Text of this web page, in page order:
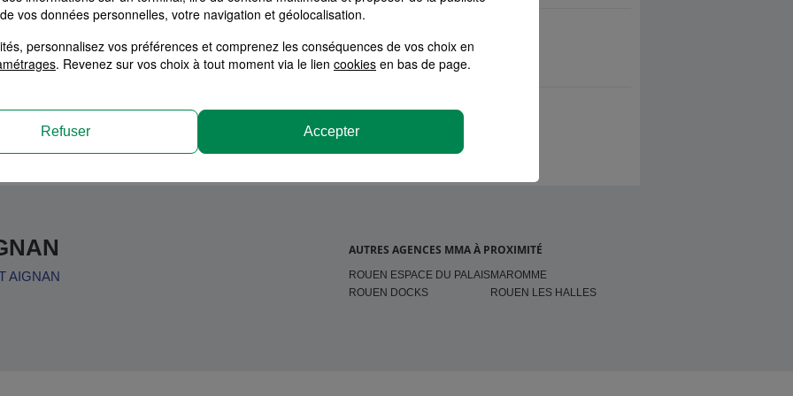
AIGNAN
AUTRES AGENCES MMA À PROXIMITÉ
ROUEN ESPACE DU PALAISMAROMME
ROUEN DOCKS
ROUEN LES HALLES
vos données personnelles, votre navigation et géolocalisation.
personnalisez vos préférences et comprenez les conséquences de vos choix en
. Revenez sur vos choix à tout moment via le lien cookies en bas de page.
Refuser Accepter